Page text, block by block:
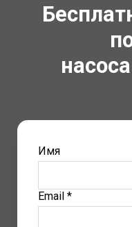
Имя
Email *